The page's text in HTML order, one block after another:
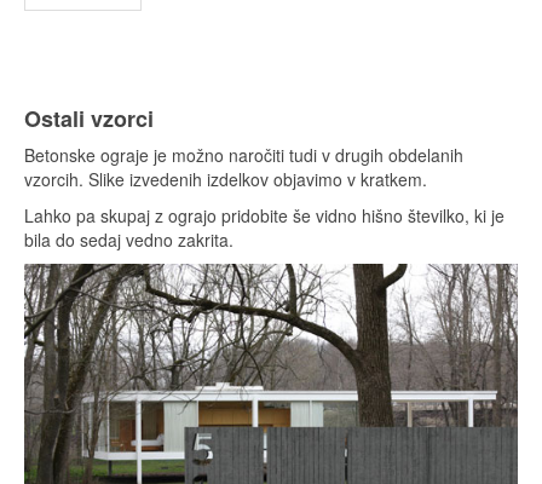
Ostali vzorci
Betonske ograje je možno naročiti tudi v drugih obdelanih
vzorcih. Slike izvedenih izdelkov objavimo v kratkem.
Lahko pa skupaj z ograjo pridobite še vidno hišno številko, ki je
bila do sedaj vedno zakrita.